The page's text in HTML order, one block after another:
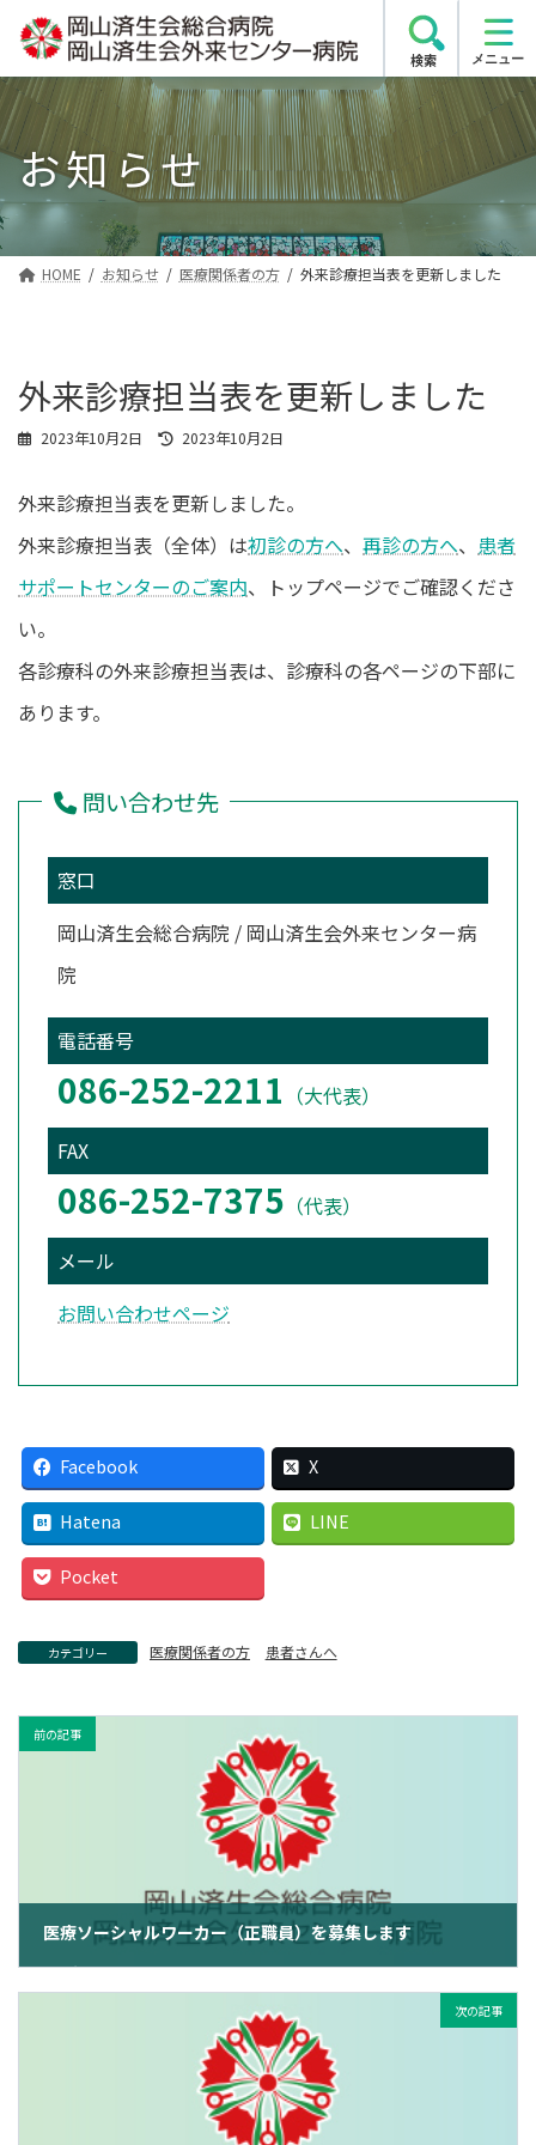
テ
ン
ツ
へ
キ
ッ
ゲ
ー
シ
ョ
に
移
お知らせ
HOME お知らせ 医療関係者の方 外来診療担当表を更新しました
外来診療担当表を更新しました
2023年10月2日
最
新
時
2023年10月2日
外来診療担当表を更新しました。
外来診療担当表（全体）は初診の方へ、 再診の方へ、 患者
サポートセンターのご案内、トップページでご確認くださ
い。
各診療科の外来診療担当表は、診療科の各ページの下部に
あります。
問い合わせ先
窓口
岡山済生会総合病院 / 岡山済生会外来センター病
院
電話番号
086-252-2211 （大代表）
FAX
086-252-7375 （代表）
メール
お問い合わせページ
Facebook X
Hatena LINE
Pocket
カテゴリー 医療関係者の方 患者さんへ
前の記事
医療ソーシャルワーカー（正職員）を募集します
2023年9月11日
次の記事
検索